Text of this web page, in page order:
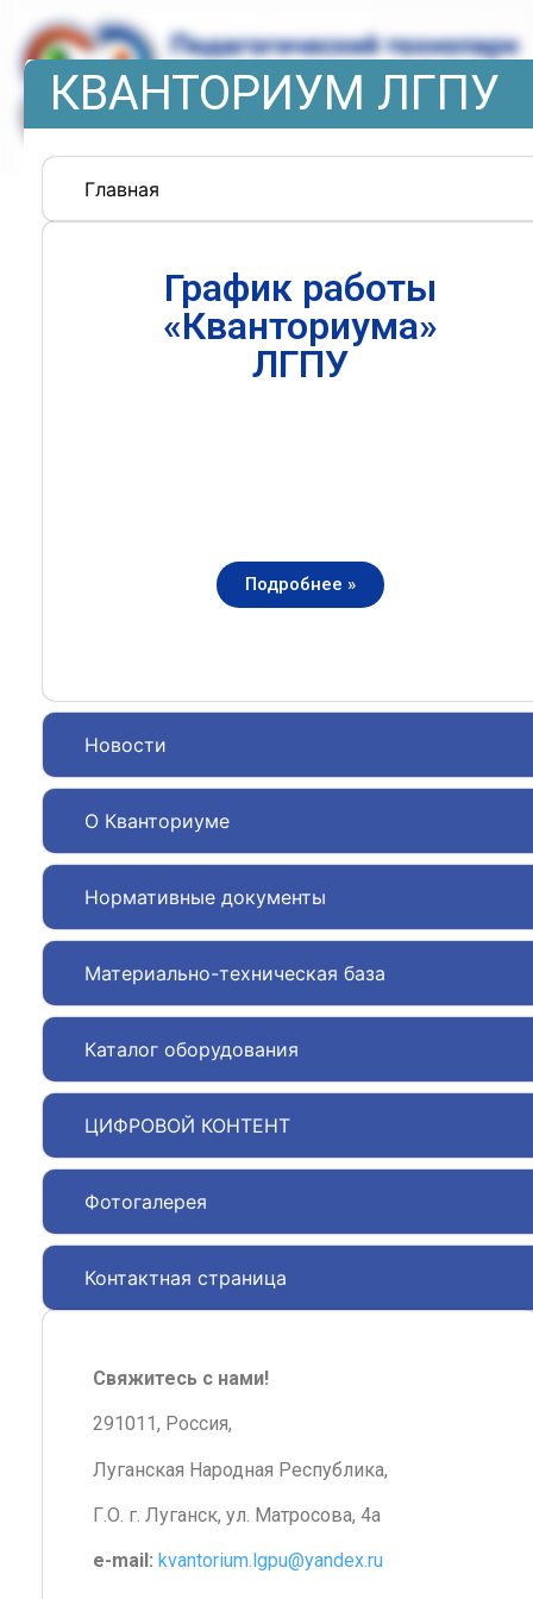
КВАНТОРИУМ ЛГПУ
Главная
Новости
О Кванториуме
Нормативные документы
Материально-техническая база
Каталог оборудования
ЦИФРОВОЙ КОНТЕНТ
Фотогалерея
Контактная страница
График работы
«Кванториума»
ЛГПУ
Подробнее »
Свяжитесь с нами!
291011, Россия,
Луганская Народная Республика,
Г.О. г. Луганск, ул. Матросова, 4а
e-mail: kvantorium.lgpu@yandex.ru